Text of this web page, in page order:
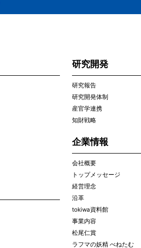
研究開発
研究報告
研究開発体制
産官学連携
知財戦略
企業情報
会社概要
トップメッセージ
経営理念
沿革
tokiwa資料館
事業内容
松尾仁賞
ラフマの妖精 べねたむ